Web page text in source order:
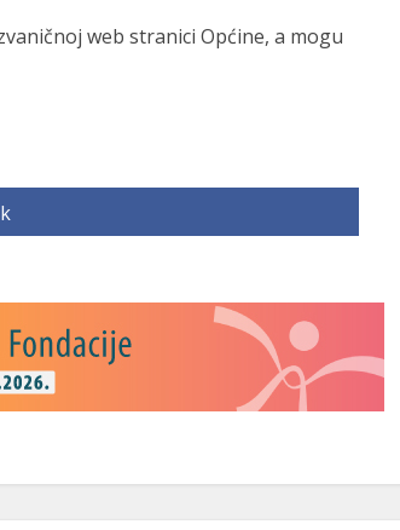
web stranici Općine, a mogu